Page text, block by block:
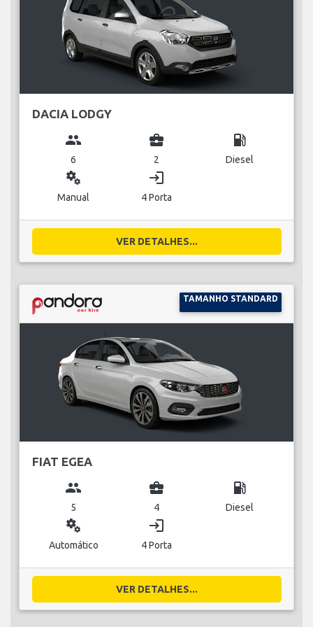
DACIA LODGY
group
6
business_center
2
local_gas_station
Diesel
miscellaneous_services
Manual
login
4 Porta
VER DETALHES...
TAMANHO STANDARD
FIAT EGEA
group
5
business_center
4
local_gas_station
Diesel
miscellaneous_services
Automático
login
4 Porta
VER DETALHES...